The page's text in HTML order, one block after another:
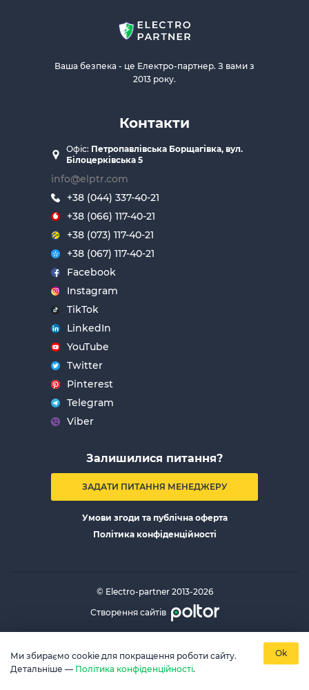
Ваша безпека - це Електро-партнер. З вами з
2013 року.
Контакти
Офіс: Петропавлівська Борщагівка, вул.
Білоцерківська 5
info@elptr.com
+38 (044) 337-40-21
+38 (066) 117-40-21
+38 (073) 117-40-21
+38 (067) 117-40-21
Facebook
Instagram
TikTok
LinkedIn
YouTube
Twitter
Pinterest
Telegram
Viber
Залишилися питання?
ЗАДАТИ ПИТАННЯ МЕНЕДЖЕРУ
Умови згоди та публічна оферта
Політика конфіденційності
© Electro-partner 2013-2026
Створення сайтів
Ми збираємо cookie для покращення роботи сайту.
Детальніше — Політика конфіденційності.
Ok